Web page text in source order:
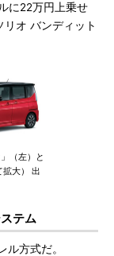
に22万円上乗せ
リオ バンディット
（左）と
拡大） 出
テム
方式だ。